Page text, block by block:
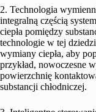
2. Technologia
integralną częścią
ciepła pomiędzy
technologie w tej
wymiany ciepła, aby
przykład, nowoczesne
powierzchnię
substancji chłodniczej.